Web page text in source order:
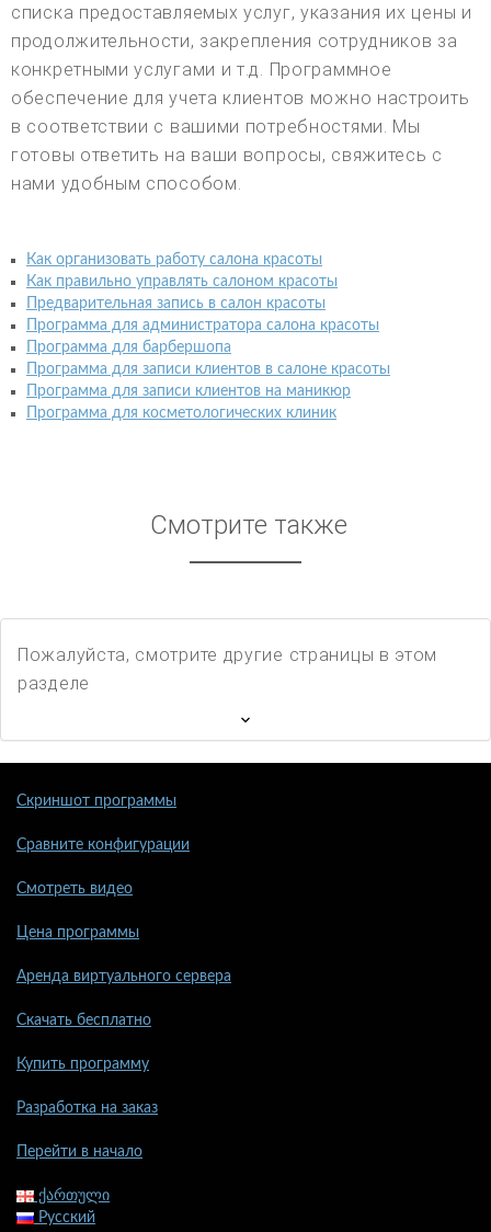
списка предоставляемых услуг, указания их цены и
продолжительности, закрепления сотрудников за
конкретными услугами и т.д. Программное
обеспечение для учета клиентов можно настроить
в соответствии с вашими потребностями. Мы
готовы ответить на ваши вопросы, свяжитесь с
нами удобным способом.
Как организовать работу салона красоты
Как правильно управлять салоном красоты
Предварительная запись в салон красоты
Программа для администратора салона красоты
Программа для барбершопа
Программа для записи клиентов в салоне красоты
Программа для записи клиентов на маникюр
Программа для косметологических клиник
Смотрите также
Пожалуйста, смотрите другие страницы в этом
разделе
Скриншот программы
Сравните конфигурации
Смотреть видео
Цена программы
Аренда виртуального сервера
Скачать бесплатно
Купить программу
Разработка на заказ
Перейти в начало
ქართული
Русский